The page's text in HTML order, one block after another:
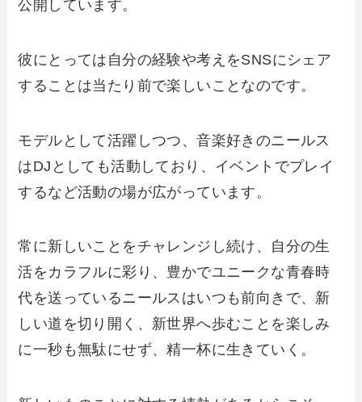
公開しています。
彼にとっては自分の経験や考えをSNSにシェア
することは当たり前で楽しいことなのです。
モデルとして活躍しつつ、音楽好きのニールス
はDJとしても活動しており、イベントでプレイ
するなど活動の場が広がっています。
常に新しいことをチャレンジし続け、自分の生
活をカラフルに彩り、豊かでユニークな青春時
代を送っているニールスはいつも前向きで、新
しい道を切り開く、新世界へ歩むことを楽しみ
に一秒も無駄にせず、精一杯に生きていく。